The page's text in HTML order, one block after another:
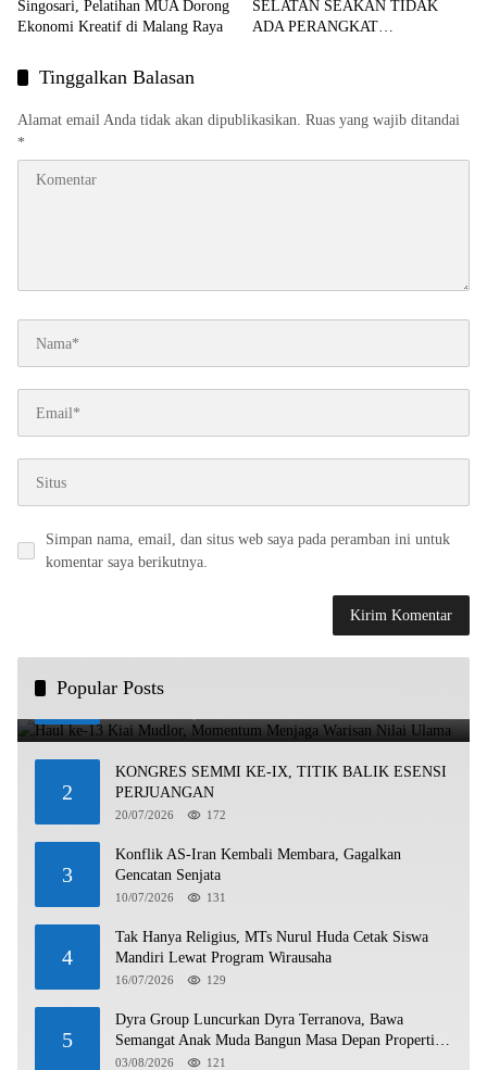
Singosari, Pelatihan MUA Dorong
Ekonomi Kreatif di Malang Raya
SELATAN SEAKAN TIDAK
ADA PERANGKAT
Tinggalkan Balasan
Alamat email Anda tidak akan dipublikasikan. Ruas yang wajib ditandai
*
Simpan nama, email, dan situs web saya pada peramban ini untuk
komentar saya berikutnya.
Popular Posts
1
Nilai Ulama
2
KONGRES SEMMI KE-IX, TITIK BALIK ESENSI
PERJUANGAN
20/07/2026 172
3
Konflik AS-Iran Kembali Membara, Gagalkan
Gencatan Senjata
10/07/2026 131
4
Tak Hanya Religius, MTs Nurul Huda Cetak Siswa
Mandiri Lewat Program Wirausaha
16/07/2026 129
5
Dyra Group Luncurkan Dyra Terranova, Bawa
Semangat Anak Muda Bangun Masa Depan Properti
Batam
03/08/2026 121